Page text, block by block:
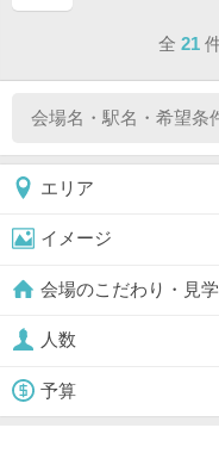
ページ目
全 21
エリア
イメージ
会場のこだわり・見
人数
予算